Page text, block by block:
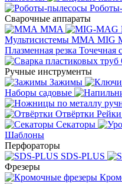
Сварочные аппараты
MMA
Мультисистемы ММА MIG
Плазменная резка Точечная
Ручные инструменты
Зажимы
Наборы садовые
Отвёртки
Секаторы
Шаблоны
Перфораторы
SDS-PLUS
Фрезеры